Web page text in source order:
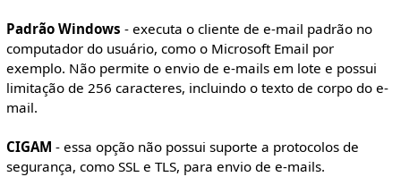
Padrão Windows - executa o cliente de e-mail padrão no
computador do usuário, como o Microsoft Email por
exemplo. Não permite o envio de e-mails em lote e possui
limitação de 256 caracteres, incluindo o texto de corpo do e-
mail.
CIGAM - essa opção não possui suporte a protocolos de
segurança, como SSL e TLS, para envio de e-mails.